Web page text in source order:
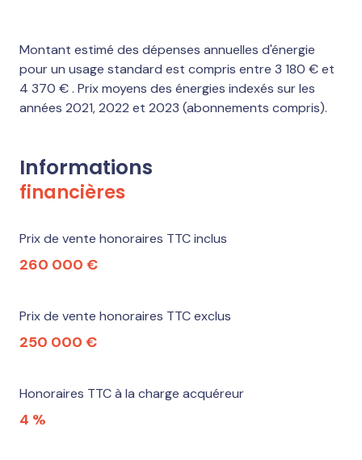
Montant estimé des dépenses annuelles d'énergie
pour un usage standard est compris entre 3 180 € et
4 370 € . Prix moyens des énergies indexés sur les
années 2021, 2022 et 2023 (abonnements compris).
Informations
financières
Prix de vente honoraires TTC inclus
260 000 €
Prix de vente honoraires TTC exclus
250 000 €
Honoraires TTC à la charge acquéreur
4 %